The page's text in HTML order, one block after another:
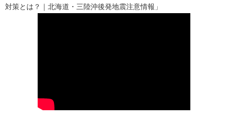
対策とは？｜北海道・三陸沖後発地震注意情報」